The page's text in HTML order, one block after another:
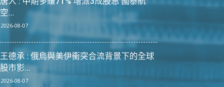
空...
2026-08-07
王德承 : 俄烏與美伊衝突合流背景下的全球
股市影...
2026-08-07